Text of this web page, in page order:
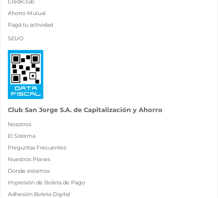
CrediClub
Ahorro Mutual
Pagá tu actividad
SEUO
Club San Jorge S.A. de Capitalización y Ahorro
Nosotros
El Sistema
Preguntas Frecuentes
Nuestros Planes
Donde estamos
Impresión de Boleta de Pago
Adhesión Boleta Digital